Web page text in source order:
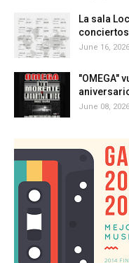
La sala
June 16, 2026
"OMEGA"
June 08, 2026